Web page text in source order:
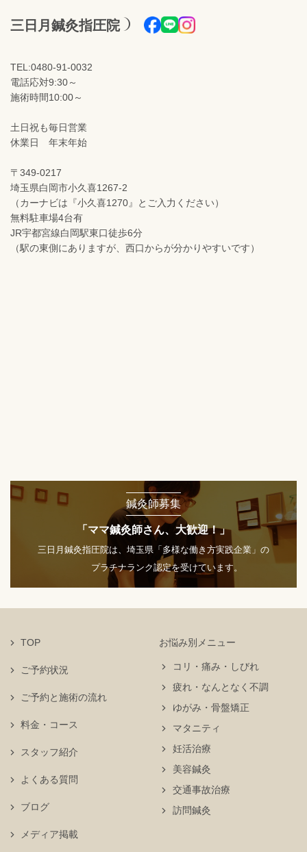
三日月鍼灸指圧院
TEL:0480-91-0032
電話応対9:30～
施術時間10:00～
土日祝も毎日営業
休業日 年末年始
〒349-0217
埼玉県白岡市小久喜1267-2
（カーナビは『小久喜1270』とご入力ください）
無料駐車場4台有
JR宇都宮線白岡駅東口徒歩6分
（駅の東側にありますが、西口からが分かりやすいです）
鍼灸師募集
「ママ鍼灸師さん、大歓迎！」
三日月鍼灸指圧院は、埼玉県「多様な働き方実践企業」の
プラチナランク認定を受けています。
TOP
ご予約状況
お悩み別メニュー
コリ・痛み・しびれ
疲れ・なんとなく不調
ゆがみ・骨盤矯正
マタニティ
妊活治療
美容鍼灸
交通事故治療
訪問鍼灸
ご予約と施術の流れ
料金・コース
スタッフ紹介
よくある質問
ブログ
メディア掲載